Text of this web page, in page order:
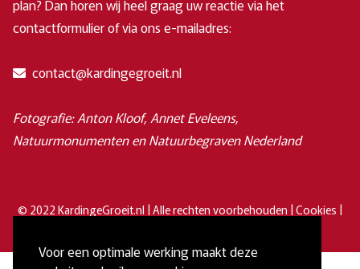
Voor een optimale werking maakt deze
plan? Dan horen wij heel graag uw reactie via het
contactformulier of via ons e-mailadres:
contact@kardingegroeit.nl
Fotografie: Anton Kloof, Annet Eveleens,
Natuurmonumenten en Natuurbegraven Nederland
© 2022 KardingeGroeit.nl | Alle rechten voorbehouden | Cookies |